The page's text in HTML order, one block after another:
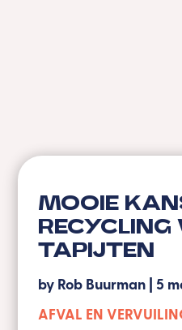
Mooie
recycling
tapijten
by Rob Buurman| 5
AFVAL EN